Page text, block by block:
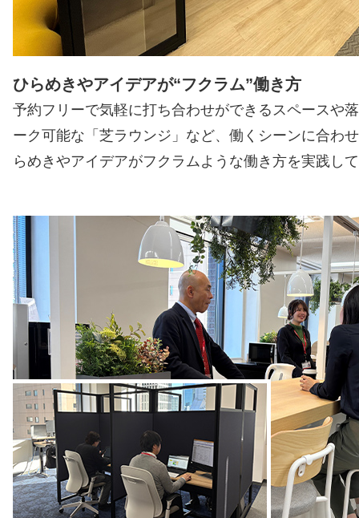
ひらめきやアイデアが“フクラム”働き方
予約フリーで気軽に打ち合わせができるスペースや
ーク可能な「芝ラウンジ」など、働くシーンに合わ
らめきやアイデアがフクラムような働き方を実践し